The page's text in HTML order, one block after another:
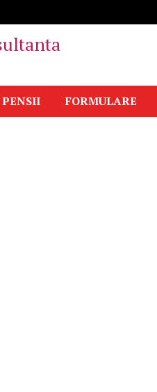
PENSII FORMULARE